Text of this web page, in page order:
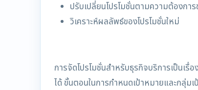
ปรับเปลี่ยนโปรโมชั่นตามความต้องกา
วิเคราะห์ผลลัพธ์ของโปรโมชั่นใหม่
การจัดโปรโมชั่นสำหรับธุรกิจบริการเป็นเ
ได้ ขั้นตอนในการกำหนดเป้าหมายและกลุ่ม